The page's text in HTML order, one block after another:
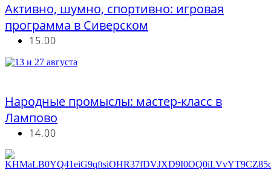
Активно, шумно, спортивно: игровая
программа в Сиверском
15.00
Народные промыслы: мастер-класс в
Лампово
14.00